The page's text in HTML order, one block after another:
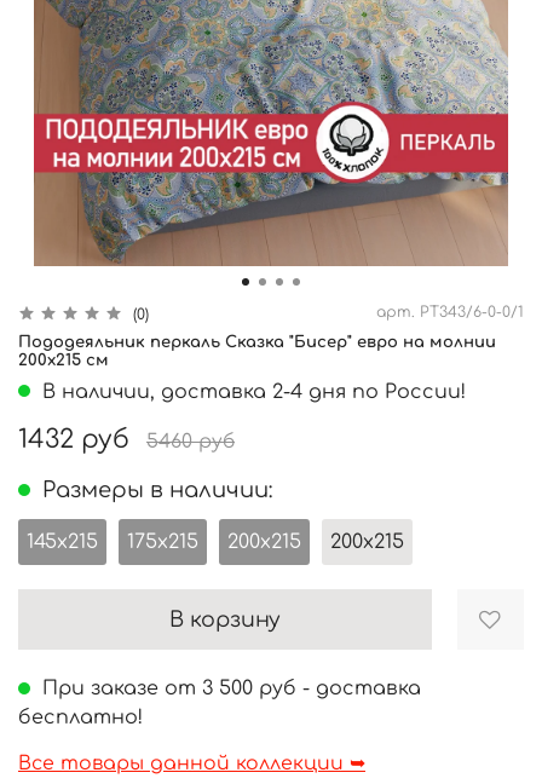
(0) арт. PT343/6-0-0/1
Пододеяльник перкаль Сказка "Бисер" евро на молнии
200x215 см
В наличии, доставка 2-4 дня по России!
1432 руб 5460 руб
Размеры в наличии:
145x215 175x215 200x215 200x215
В корзину
При заказе от 3 500 руб - доставка
бесплатно!
Все товары данной коллекции ➥